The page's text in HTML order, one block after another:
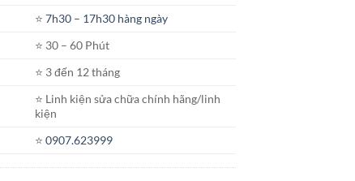
⭐️7h30 – 17h30 hàng ngày
⭐️ 30 – 60 Phút
⭐️ 3 đến 12 tháng
⭐️ Linh kiện sửa chữa chính hãng/linh
kiện
⭐️0907.623999